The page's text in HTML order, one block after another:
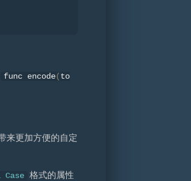
func encode(to
来更加方便的自定
Case 格式的属性